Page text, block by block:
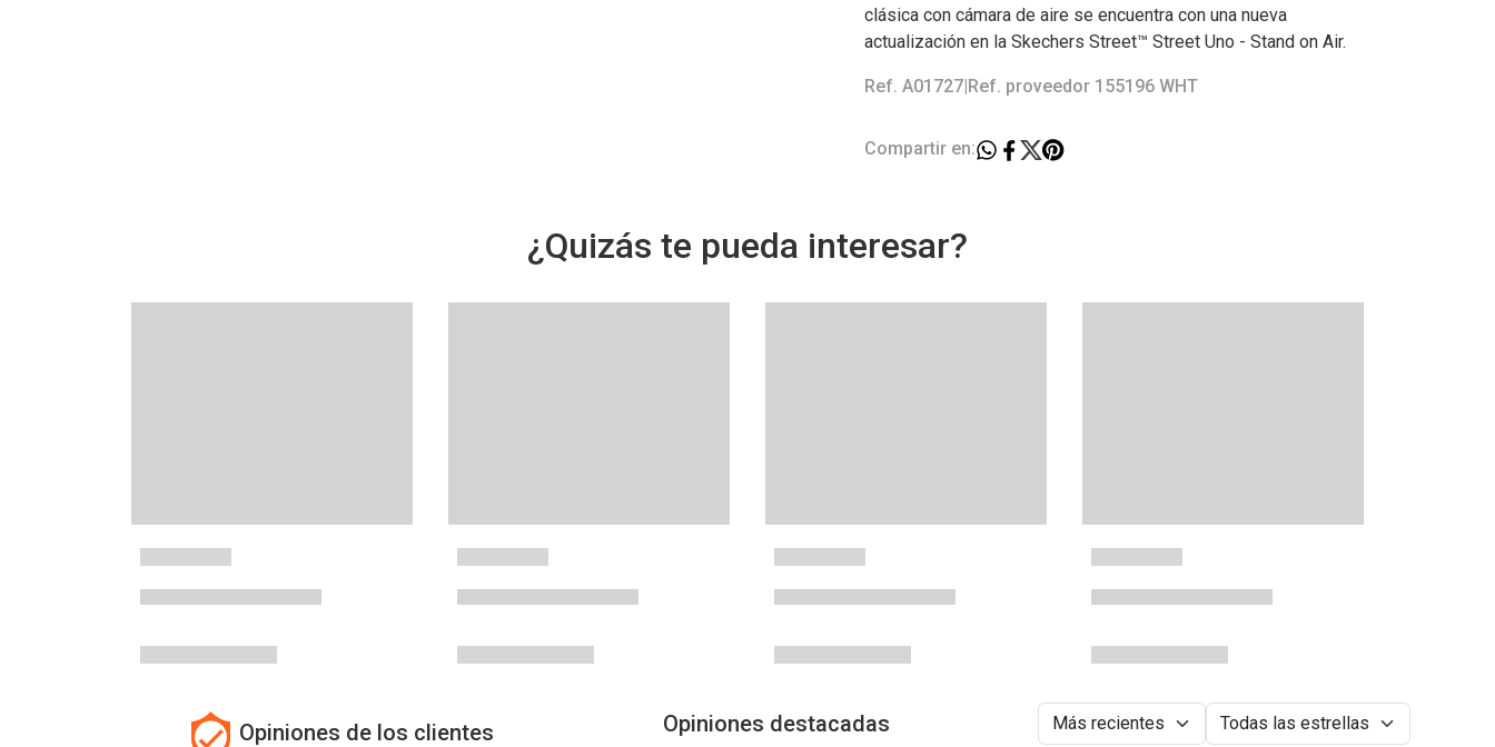
clásica con cámara de aire se encuentra con una nueva
actualización en la Skechers Street™ Street Uno - Stand on Air.
Ref. A01727|Ref. proveedor 155196 WHT
Compartir en:
¿Quizás te pueda interesar?
Opiniones de los clientes Opiniones destacadas